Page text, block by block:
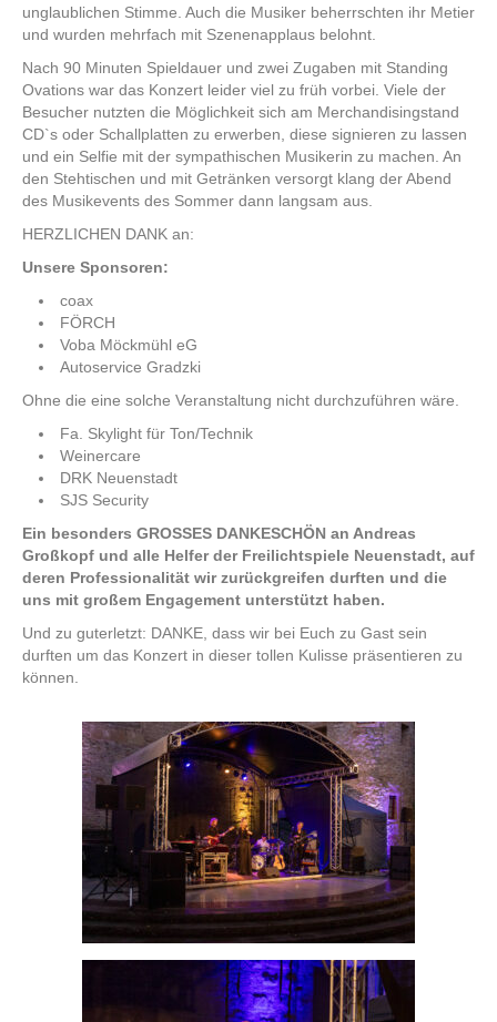
unglaublichen Stimme. Auch die Musiker beherrschten ihr Metier
und wurden mehrfach mit Szenenapplaus belohnt.
Nach 90 Minuten Spieldauer und zwei Zugaben mit Standing
Ovations war das Konzert leider viel zu früh vorbei. Viele der
Besucher nutzten die Möglichkeit sich am Merchandisingstand
CD`s oder Schallplatten zu erwerben, diese signieren zu lassen
und ein Selfie mit der sympathischen Musikerin zu machen. An
den Stehtischen und mit Getränken versorgt klang der Abend
des Musikevents des Sommer dann langsam aus.
HERZLICHEN DANK an:
Unsere Sponsoren:
coax
FÖRCH
Voba Möckmühl eG
Autoservice Gradzki
Ohne die eine solche Veranstaltung nicht durchzuführen wäre.
Fa. Skylight für Ton/Technik
Weinercare
DRK Neuenstadt
SJS Security
Ein besonders GROSSES DANKESCHÖN an Andreas
Großkopf und alle Helfer der Freilichtspiele Neuenstadt, auf
deren Professionalität wir zurückgreifen durften und die
uns mit großem Engagement unterstützt haben.
Und zu guterletzt: DANKE, dass wir bei Euch zu Gast sein
durften um das Konzert in dieser tollen Kulisse präsentieren zu
können.